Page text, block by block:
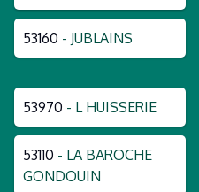
53160 - JUBLAINS
53970 - L HUISSERIE
53110 - LA BAROCHE
GONDOUIN